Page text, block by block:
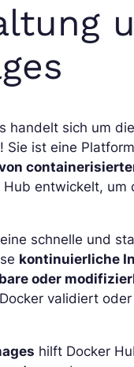
handelt sich um
Sie ist eine
entwickelt, um
schnelle und
kontinuierliche
oder
validiert
hilft Docker